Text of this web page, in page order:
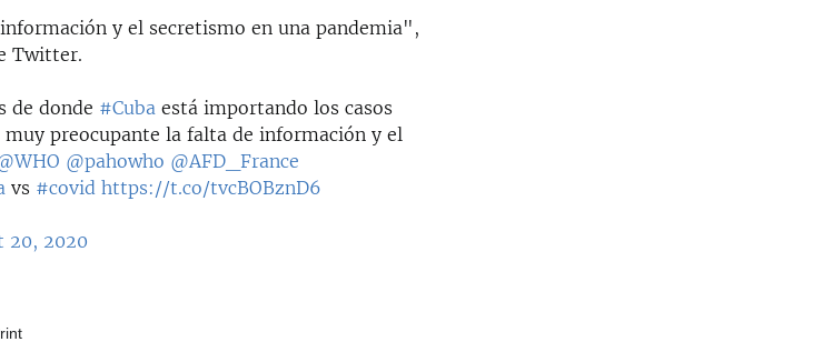
y el secretismo en una pandemia",
Twitter.
de donde #Cuba está importando los casos
muy preocupante la falta de información y el
@pahowho @AFD_France
vs #covid https://t.co/tvcBOBznD6
20, 2020